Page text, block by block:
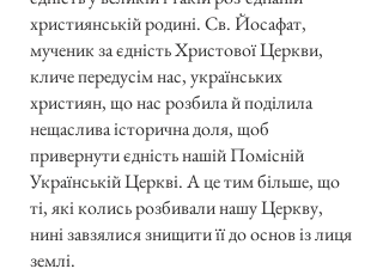
християнській родині. Св. Йосафат,
мученик за єдність Христової Церкви,
кличе передусім нас, українських
християн, що нас розбила й поділила
нещаслива історична доля, щоб
привернути єдність нашій Помісній
Українській Церкві. А це тим більше, що
ті, які колись розбивали нашу Церкву,
нині завзялися знищити її до основ із лиця
землі.